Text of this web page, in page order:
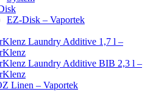
EZ-Disk – Vaportek
Laundry Additive 1,7 l –
Laundry Additive BIB 2,3 l –
Linen – Vaportek